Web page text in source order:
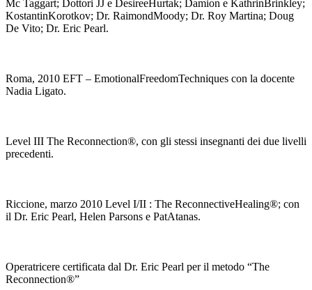
Mc Taggart; Dottori JJ e DesireeHurtak; Damion e KathrinBrinkley;
KostantinKorotkov; Dr. RaimondMoody; Dr. Roy Martina; Doug
De Vito; Dr. Eric Pearl.
Roma, 2010 EFT – EmotionalFreedomTechniques con la docente
Nadia Ligato.
Level III The Reconnection®, con gli stessi insegnanti dei due livelli
precedenti.
Riccione, marzo 2010 Level I/II : The ReconnectiveHealing®; con
il Dr. Eric Pearl, Helen Parsons e PatAtanas.
Operatricere certificata dal Dr. Eric Pearl per il metodo “The
Reconnection®”